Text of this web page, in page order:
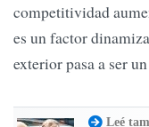
competitividad
es un factor
exterior pasa a ser
Leé